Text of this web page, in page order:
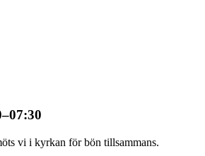
–07:30
vi i kyrkan för bön tillsammans.